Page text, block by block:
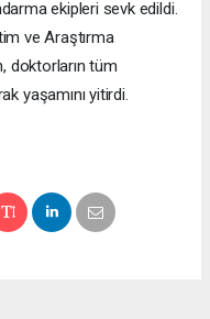
ekipleri sevk edildi.
ve Araştırma
doktorların tüm
yaşamını yitirdi.